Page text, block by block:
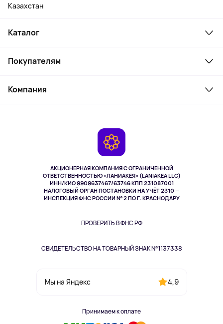
АКЦИОНЕРНАЯ КОМПАНИЯ С ОГРАНИЧЕННОЙ
ОТВЕТСТВЕННОСТЬЮ «ЛАНИАКЕЯ» (LANIAKEA LLC)
ИНН/КИО 9909637467/63746 КПП 231087001
НАЛОГОВЫЙ ОРГАН ПОСТАНОВКИ НА УЧЁТ 2310 —
ИНСПЕКЦИЯ ФНС РОССИИ № 2 ПО Г. КРАСНОДАРУ
ПРОВЕРИТЬ В ФНС РФ
СВИДЕТЕЛЬСТВО НА ТОВАРНЫЙ ЗНАК №1137338
Мы на Яндекс 4,9
Принимаем к оплате
Казахстан
Каталог
Ноутбуки, мониторы, VR
Косметика и уход
Здоровье питомцев
Одежда и аксессуары
Покупателям
Как заказать
Компания